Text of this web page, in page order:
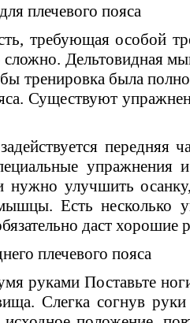
плечевого пояса
требующая особой
Дельтовидная
тренировка была
Существуют
передняя
упражнения
нужно улучшить
Есть несколько
даст хорошие
плечевого пояса
руками Поставьте
Слегка согнув